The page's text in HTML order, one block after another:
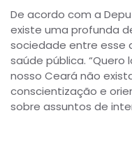
De acordo com a
existe uma profunda
sociedade entre esse
saúde pública.
nosso Ceará não
conscientização e
sobre assuntos de